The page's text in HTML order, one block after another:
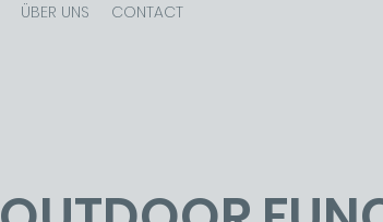
ÜBER UNS CONTACT